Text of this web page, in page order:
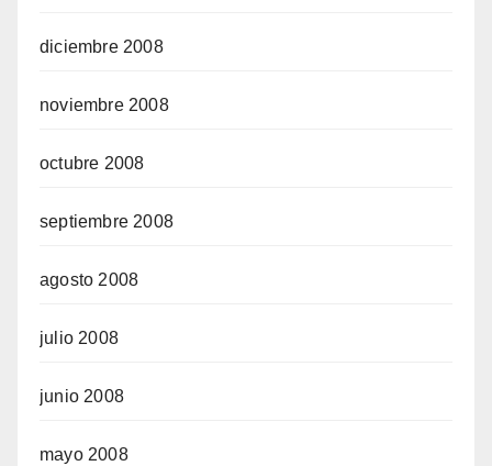
diciembre 2008
noviembre 2008
octubre 2008
septiembre 2008
agosto 2008
julio 2008
junio 2008
mayo 2008